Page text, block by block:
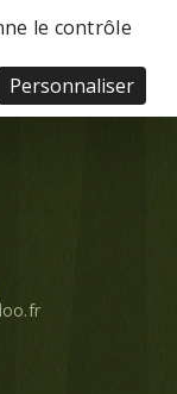
le contrôle
Personnaliser